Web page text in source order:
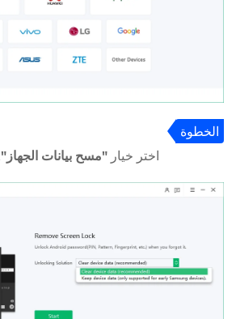
الخطوة
اختر خيار "مسح بيانات الجهاز"